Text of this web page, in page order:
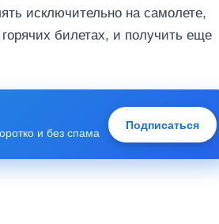
исключительно на самолете,
билетах, и получить еще
и без спама
Подписаться